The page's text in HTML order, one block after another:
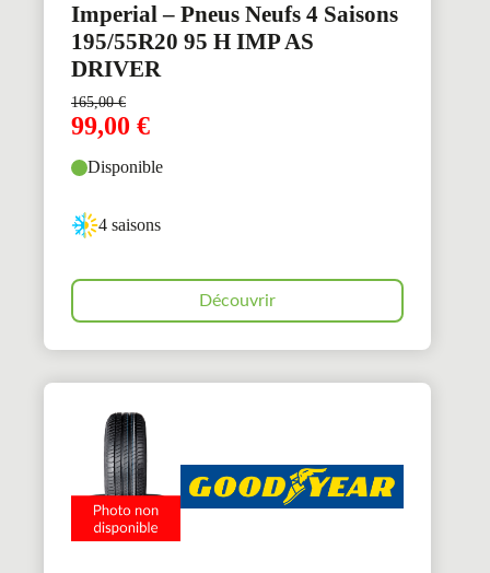
Imperial – Pneus Neufs 4 Saisons
195/55R20 95 H IMP AS
DRIVER
165,00€
99,00 €
Disponible
4 saisons
Découvrir